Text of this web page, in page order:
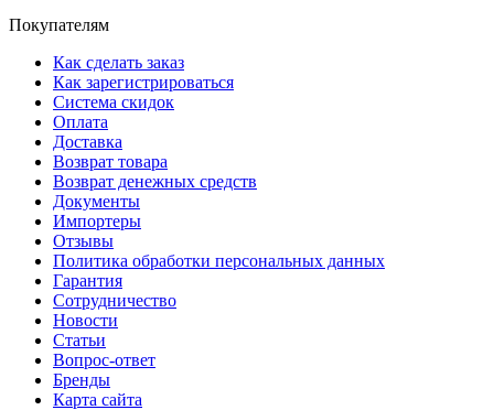
Покупателям
Как сделать заказ
Как зарегистрироваться
Система скидок
Оплата
Доставка
Возврат товара
Возврат денежных средств
Документы
Импортеры
Отзывы
Политика обработки персональных данных
Гарантия
Сотрудничество
Новости
Статьи
Вопрос-ответ
Бренды
Карта сайта